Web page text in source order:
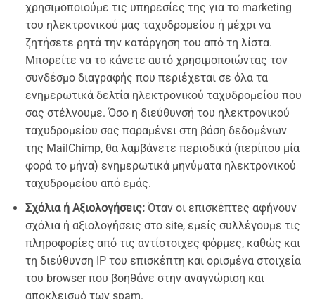
χρησιμοποιούμε τις υπηρεσίες της για το marketing
του ηλεκτρονικού μας ταχυδρομείου ή μέχρι να
ζητήσετε ρητά την κατάργηση του από τη λίστα.
Μπορείτε να το κάνετε αυτό χρησιμοποιώντας τον
συνδέσμο διαγραφής που περιέχεται σε όλα τα
ενημερωτικά δελτία ηλεκτρονικού ταχυδρομείου που
σας στέλνουμε. Όσο η διεύθυνσή του ηλεκτρονικού
ταχυδρομείου σας παραμένει στη βάση δεδομένων
της MailChimp, θα λαμβάνετε περιοδικά (περίπου μία
φορά το μήνα) ενημερωτικά μηνύματα ηλεκτρονικού
ταχυδρομείου από εμάς.
Σχόλια ή Αξιολογήσεις:Όταν οι επισκέπτες αφήνουν
σχόλια ή αξιολογήσεις στο site, εμείς συλλέγουμε τις
πληροφορίες από τις αντίστοιχες φόρμες, καθώς και
τη διεύθυνση IP του επισκέπτη και ορισμένα στοιχεία
του browser που βοηθάνε στην αναγνώριση και
αποκλεισμό των spam.